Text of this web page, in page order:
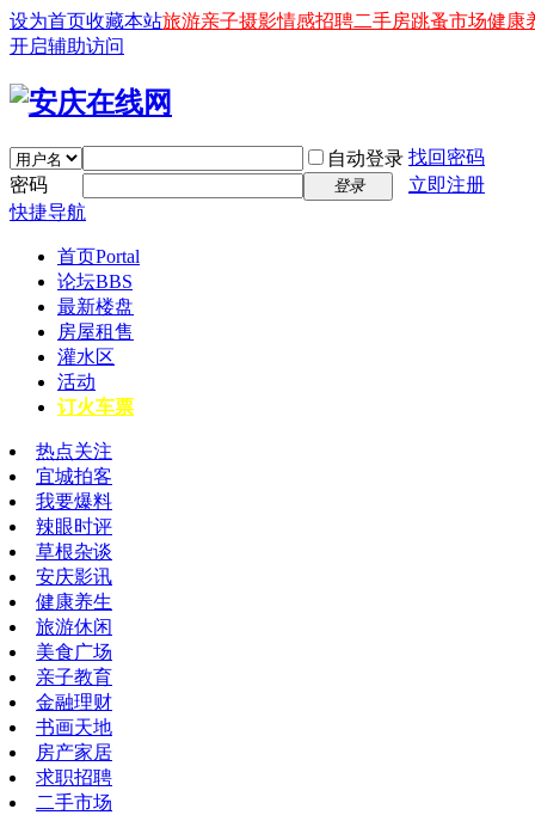
设为首页收藏本站旅游亲子摄影情感招聘二手房跳蚤市场健康
开启辅助访问
自动登录 找回密码
密码
登录
立即注册
快捷导航
首页Portal
论坛BBS
最新楼盘
房屋租售
灌水区
活动
订火车票
热点关注
宜城拍客
我要爆料
辣眼时评
草根杂谈
安庆影讯
健康养生
旅游休闲
美食广场
亲子教育
金融理财
书画天地
房产家居
求职招聘
二手市场